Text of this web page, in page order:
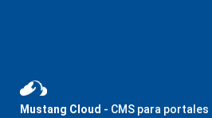
Mustang Cloud - CMS para